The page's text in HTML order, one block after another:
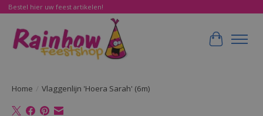
Bestel hier uw feest artikelen!
Home / Vlaggenlijn 'Hoera Sarah' (6m)